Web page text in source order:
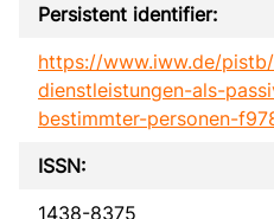
Persistent identifier:
https://www.iww.de/
dienstleistungen-als-
bestimmter-personen-
ISSN:
1438-8375